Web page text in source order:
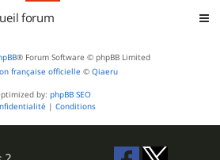
forum
® Forum Software © phpBB Limited
française officielle © Qiaeru
by: phpBB SEO
| Conditions